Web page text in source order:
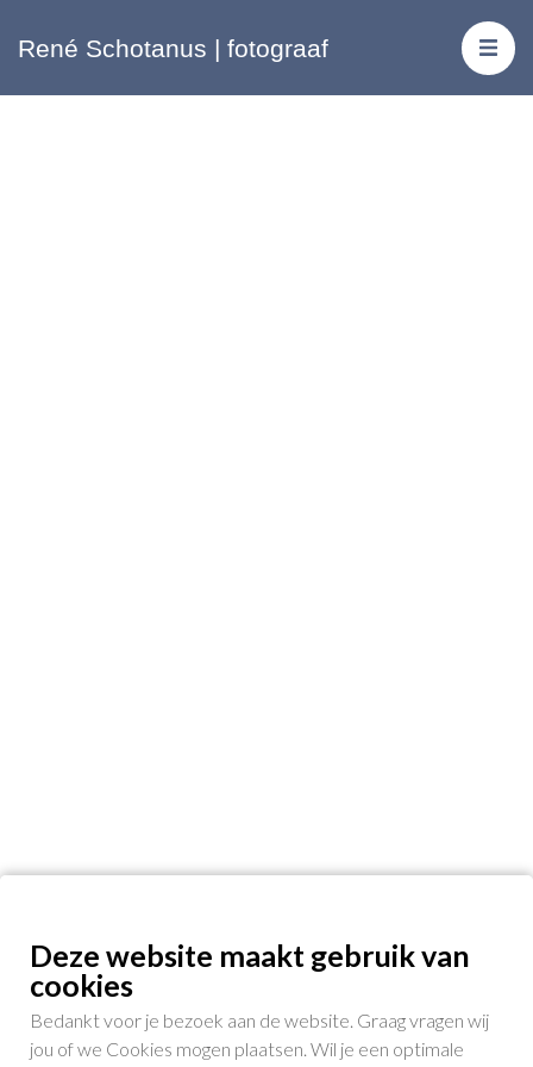
René Schotanus | fotograaf
Deze website maakt gebruik van
cookies
Bedankt voor je bezoek aan de website. Graag vragen wij
jou of we Cookies mogen plaatsen. Wil je een optimale